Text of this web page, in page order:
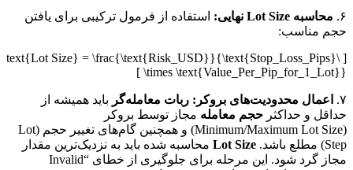
۶. محاسبه Lot Size نهایی:
استفاده از فرمول ترکیبی برای یافتن
حجم مناسب:
[ \text{Lot Size} = \frac{\text{Risk_USD}}{\text{Stop_Loss_Pips}
\times \text{Value_Per_Pip_for_1_Lot}} ]
۷. اعمال محدودیت‌های بروکر: ربات معامله‌گر باید همیشه از
حداقل و حداکثر حجم معامله مجاز توسط بروکر
(Minimum/Maximum Lot Size) و همچنین گام‌های تغییر حجم (Lot
Step) مطلع باشد.
Lot Size محاسبه شده باید به نزدیک‌ترین مقدار
مجاز گرد شود. این مرحله برای جلوگیری از خطای “Invalid